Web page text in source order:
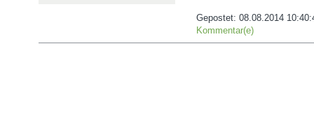
Gepostet: 08.08.2014
Kommentar(e)